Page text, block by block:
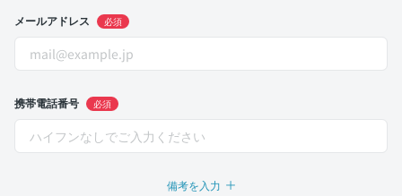
メールアドレス 必須
携帯電話番号 必須
備考を入力